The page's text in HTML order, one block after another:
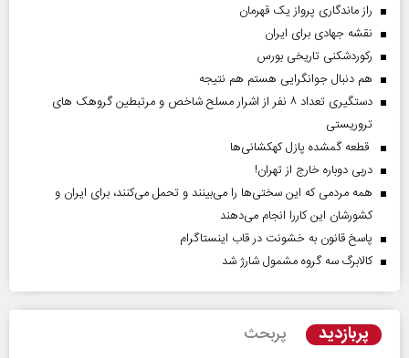
راز ماندگاری پرواز یک قهرمان
نقشه جهادی برای ایران
رکوردشکنی تاریخی بورس
هم دنبال جوانگرایی هستم هم نتیجه
دستگیری تعداد ۸ نفر از اشرار مسلح شاخص و مرتبطین گروهک های
تروریستی
قطعه گمشده پازل کهکشانی‌ها
دربی دوباره خارج از تهران!
همه مردمی که این سختی‌ها را می‌بینند و تحمل می‌کنند، برای ایران و
کشورشان این کاررا انجام می‌دهند
پاسخ قانون به خشونت در قاب اینستاگرام
کالابرگ سه گروه مشمول شارژ شد
پربازدید پربحث